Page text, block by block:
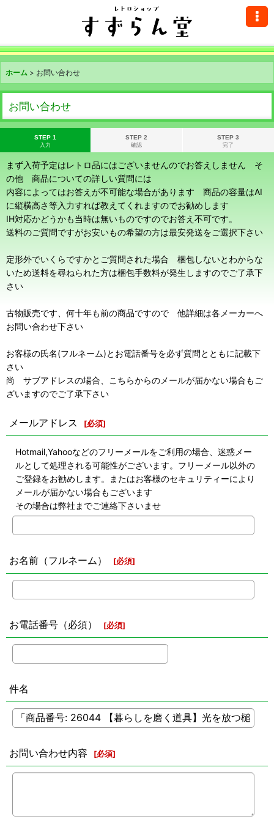
ホーム > お問い合わせ
お問い合わせ
STEP 1
入力
STEP 2
確認
STEP 3
完了
まず入荷予定はレトロ品にはございませんのでお答えしません そ
の他 商品についての詳しい質問には
内容によってはお答えが不可能な場合があります 商品の容量はAI
に縦横高さ等入力すれば教えてくれますのでお勧めします
IH対応かどうかも当時は無いものですのでお答え不可です。
送料のご質問ですがお安いもの希望の方は最安発送をご選択下さい
定形外でいくらですかとご質問された場合 梱包しないとわからな
いため送料を尋ねられた方は梱包手数料が発生しますのでご了承下
さい
古物販売です、何十年も前の商品ですので 他詳細は各メーカーへ
お問い合わせ下さい
お客様の氏名(フルネーム)とお電話番号を必ず質問とともに記載下
さい
尚 サブアドレスの場合、こちらからのメールが届かない場合もご
ざいますのでご了承下さい
メールアドレス [必須]
Hotmail,Yahooなどのフリーメールをご利用の場合、迷惑メー
ルとして処理される可能性がございます。フリーメール以外の
ご登録をお勧めします。またはお客様のセキュリティーにより
メールが届かない場合もございます
その場合は弊社までご連絡下さいませ
お名前（フルネーム） [必須]
お電話番号（必須） [必須]
件名
お問い合わせ内容 [必須]